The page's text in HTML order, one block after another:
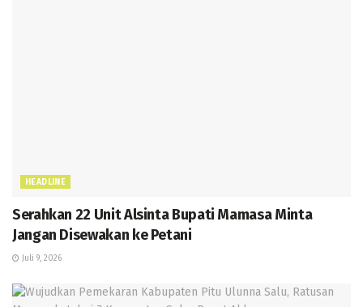
HEADLINE
Serahkan 22 Unit Alsinta Bupati Mamasa Minta
Jangan Disewakan ke Petani
Juli 9, 2026